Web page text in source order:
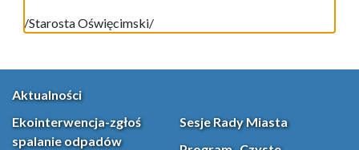
/Starosta Oświęcimski/
Aktualności
Ekointerwencja-zgłoś
spalanie odpadów
Sesje Rady Miasta